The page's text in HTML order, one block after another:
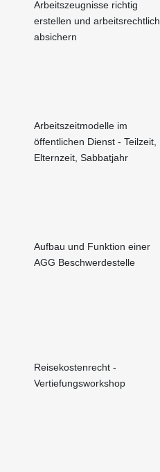
Arbeitszeugnisse richtig
erstellen und arbeitsrechtlich
absichern
Arbeitszeitmodelle im
öffentlichen Dienst - Teilzeit,
Elternzeit, Sabbatjahr
Aufbau und Funktion einer
AGG Beschwerdestelle
Reisekostenrecht -
Vertiefungsworkshop